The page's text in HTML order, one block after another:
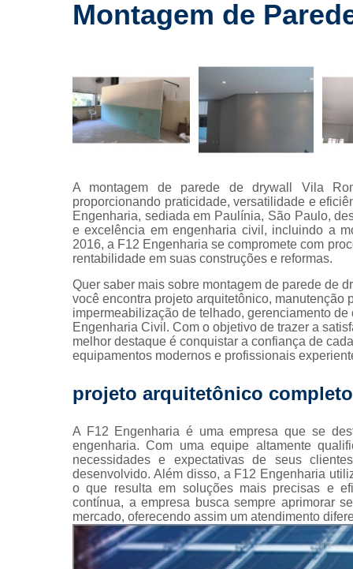
drywall
fachadas
Limpeza
fachadas
Limpeza
terreno
Limpezas
predial
drywall
fachadas
fachadas
Pinturas
Montagem de
A montagem de parede de drywall Vila
proporcionando praticidade, versatilidade e
Engenharia, sediada em Paulínia, São Paulo,
e excelência em engenharia civil, incluindo a
2016, a F12 Engenharia se compromete com
rentabilidade em suas construções e reformas.
Quer saber mais sobre montagem de parede de
você encontra projeto arquitetônico,
impermeabilização de telhado, gerenciamento
Engenharia Civil. Com o objetivo de trazer a
melhor destaque é conquistar a confiança de
equipamentos modernos e profissionais
projeto arquitetônico completo
A F12 Engenharia é uma empresa que se
engenharia. Com uma equipe altamente
necessidades e expectativas de seus
desenvolvido. Além disso, a F12 Engenharia
o que resulta em soluções mais precisas e
contínua, a empresa busca sempre aprimorar
mercado, oferecendo assim um atendimento